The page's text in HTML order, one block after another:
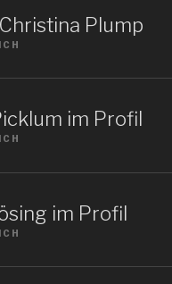
Plump
im Profil
im Profil